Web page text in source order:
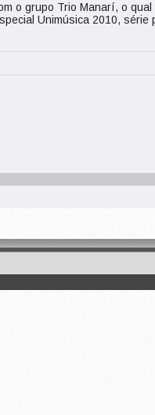
o grupo Trio Manarí, o
Unimúsica 2010, série